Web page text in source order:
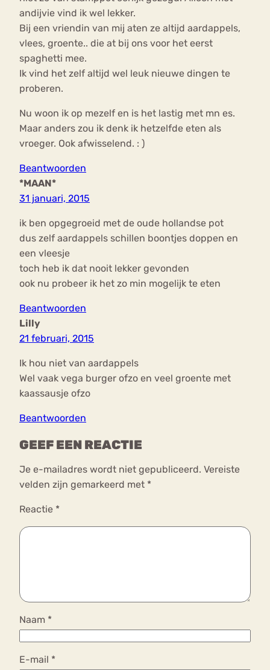
andijvie vind ik wel lekker.
Bij een vriendin van mij aten ze altijd aardappels,
vlees, groente.. die at bij ons voor het eerst
spaghetti mee.
Ik vind het zelf altijd wel leuk nieuwe dingen te
proberen.
Nu woon ik op mezelf en is het lastig met mn es.
Maar anders zou ik denk ik hetzelfde eten als
vroeger. Ook afwisselend. : )
Beantwoorden
*MAAN*
31 januari, 2015
ik ben opgegroeid met de oude hollandse pot
dus zelf aardappels schillen boontjes doppen en
een vleesje
toch heb ik dat nooit lekker gevonden
ook nu probeer ik het zo min mogelijk te eten
Beantwoorden
Lilly
21 februari, 2015
Ik hou niet van aardappels
Wel vaak vega burger ofzo en veel groente met
kaassausje ofzo
Beantwoorden
GEEF EEN REACTIE
Je e-mailadres wordt niet gepubliceerd. Vereiste
velden zijn gemarkeerd met *
Reactie *
Naam *
E-mail *